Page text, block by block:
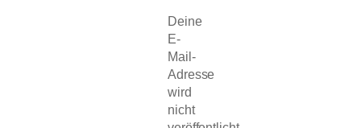
Deine
E-
Mail-
Adresse
wird
nicht